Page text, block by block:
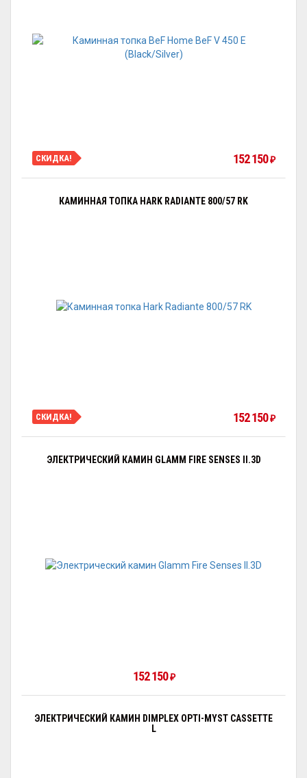
СКИДКА! 152 150₽
КАМИННАЯ ТОПКА HARK RADIANTE 800/57 RK
СКИДКА! 152 150₽
ЭЛЕКТРИЧЕСКИЙ КАМИН GLAMM FIRE SENSES II.3D
152 150₽
ЭЛЕКТРИЧЕСКИЙ КАМИН DIMPLEX OPTI-MYST CASSETTE
L